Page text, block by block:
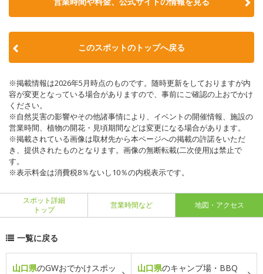
このスポットのトップへ戻る
※掲載情報は2026年5月時点のものです。随時更新をしておりますが内
容が変更となっている場合がありますので、事前にご確認の上おでかけ
ください。
※自然災害の影響やその他諸事情により、イベントの開催情報、施設の
営業時間、植物の開花・見頃期間などは変更になる場合があります。
※掲載されている画像は取材先から本ページへの掲載の許諾をいただ
き、提供されたものとなります。画像の無断転載(二次使用)は禁止で
す。
※表示料金は消費税8％ないし10％の内税表示です。
スポット詳細
トップ
営業時間など 地図・アクセス
一覧に戻る
山口県のGWおでかけスポッ
山口県のキャンプ場・BBQ